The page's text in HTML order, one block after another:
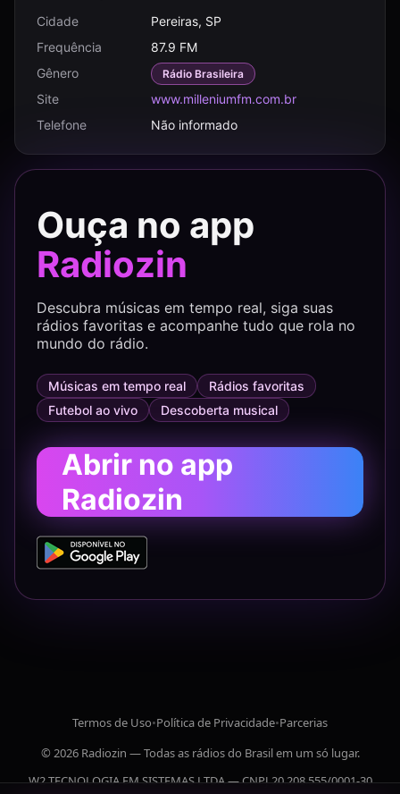
Cidade
Pereiras, SP
Frequência
87.9 FM
Gênero
Rádio Brasileira
Site
www.milleniumfm.com.br
Telefone
Não informado
Ouça no app
Radiozin
Descubra músicas em tempo real, siga suas
rádios favoritas e acompanhe tudo que rola no
mundo do rádio.
Músicas em tempo real
Rádios favoritas
Futebol ao vivo
Descoberta musical
Abrir no app
Radiozin
Termos de Uso•Política de Privacidade•Parcerias
© 2026 Radiozin — Todas as rádios do Brasil em um só lugar.
W2 TECNOLOGIA EM SISTEMAS LTDA — CNPJ 20.208.555/0001-30